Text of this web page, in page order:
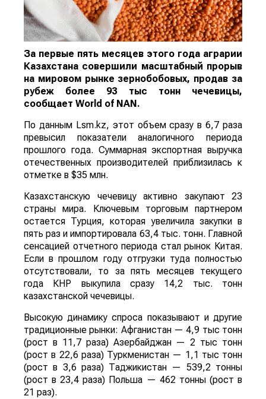
За первые пять месяцев этого года аграрии
Казахстана совершили масштабный прорыв
на мировом рынке зернобобовых, продав за
рубеж более 93 тыс тонн чечевицы,
сообщает World of NAN .
По данным Lsm.kz, этот объем сразу в 6,7 раза
превысил показатели аналогичного периода
прошлого года. Суммарная экспортная выручка
отечественных производителей приблизилась к
отметке в $35 млн.
Казахстанскую чечевицу активно закупают 23
страны мира. Ключевым торговым партнером
остается Турция, которая увеличила закупки в
пять раз и импортировала 63,4 тыс. тонн. Главной
сенсацией отчетного периода стал рынок Китая.
Если в прошлом году отгрузки туда полностью
отсутствовали, то за пять месяцев текущего
года КНР выкупила сразу 14,2 тыс. тонн
казахстанской чечевицы.
Высокую динамику спроса показывают и другие
традиционные рынки: Афганистан — 4,9 тыс тонн
(рост в 11,7 раза) Азербайджан — 2 тыс тонн
(рост в 22,6 раза) Туркменистан — 1,1 тыс тонн
(рост в 3,6 раза) Таджикистан — 539,2 тонны
(рост в 23,4 раза) Польша — 462 тонны (рост в
21 раз).